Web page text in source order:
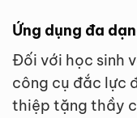
Ứng dụng đa
Đối với học sinh
công cụ đắc lực
thiệp tặng thầy